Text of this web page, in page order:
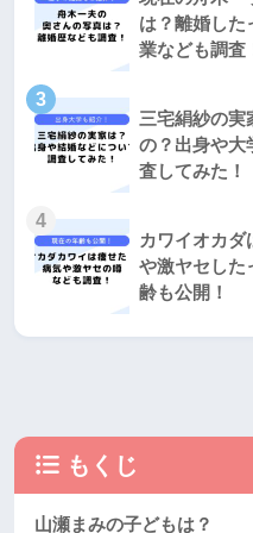
は？離婚した
業なども調査
3
三宅絹紗の実
の？出身や大
査してみた！
4
カワイオカダ
や激ヤセした
齢も公開！
もくじ
山瀬まみの子どもは？